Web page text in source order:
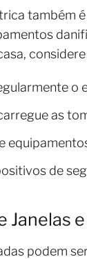
também
o
as
de
Janelas
podem